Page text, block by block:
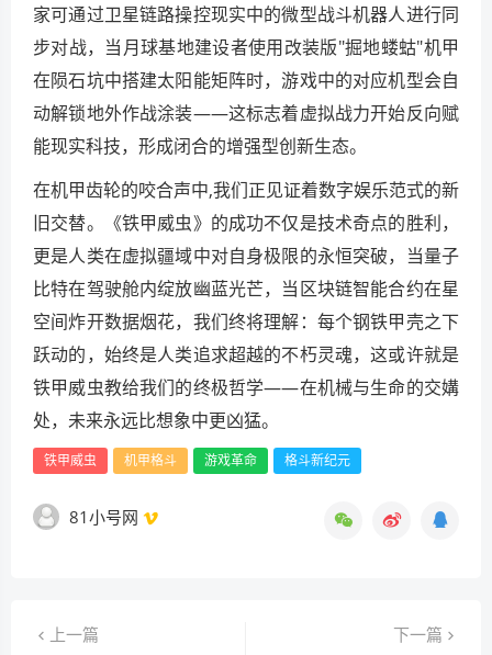
家可通过卫星链路操控现实中的微型战斗机器人进行同
步对战，当月球基地建设者使用改装版"掘地蝼蛄"机甲
在陨石坑中搭建太阳能矩阵时，游戏中的对应机型会自
动解锁地外作战涂装——这标志着虚拟战力开始反向赋
能现实科技，形成闭合的增强型创新生态。
在机甲齿轮的咬合声中,我们正见证着数字娱乐范式的新
旧交替。《铁甲威虫》的成功不仅是技术奇点的胜利，
更是人类在虚拟疆域中对自身极限的永恒突破，当量子
比特在驾驶舱内绽放幽蓝光芒，当区块链智能合约在星
空间炸开数据烟花，我们终将理解：每个钢铁甲壳之下
跃动的，始终是人类追求超越的不朽灵魂，这或许就是
铁甲威虫教给我们的终极哲学——在机械与生命的交媾
处，未来永远比想象中更凶猛。
铁甲威虫 机甲格斗 游戏革命 格斗新纪元
81小号网
上一篇
下一篇